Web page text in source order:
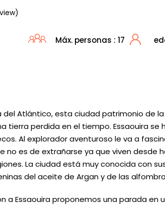
Máx. personas : 17
del Atlántico, esta ciudad patrimonio de
tierra perdida en el tiempo. Essaouira
Al explorador aventuroso le va a
no es de extrañarse ya que viven desde
La ciudad está muy conocida con
del aceite de Argan y de las
a Essaouira proponemos una parada